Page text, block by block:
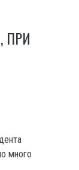
ПРИ
много